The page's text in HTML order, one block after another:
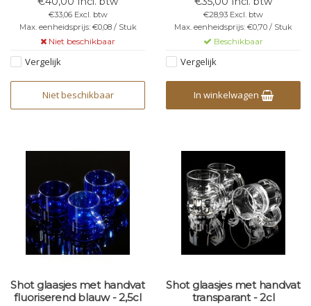
niet vaatwasbestendig - niet
herbruikbaar - geen bedrukking
mogelijk - breekbaar
€33,06 Excl. btw
Max. eenheidsprijs: €0,08 / Stuk
Niet beschikbaar
Vergelijk
Niet beschikbaar
mogelijk - onbreekbaar - niet
stapelbaar
€28,93 Excl. btw
Max. eenheidsprijs: €0,70 / Stuk
Beschikbaar
Vergelijk
In winkelwagen
Shot glaasjes met handvat
fluoriserend blauw - 2,5cl
Shot glaasjes met handvat
transparant - 2cl